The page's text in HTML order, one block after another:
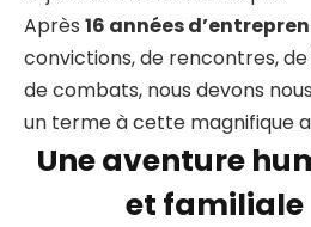
Après 16 années
convictions, de rencontres,
de combats, nous devons
un terme à cette magnifique
Une aventure
et familiale